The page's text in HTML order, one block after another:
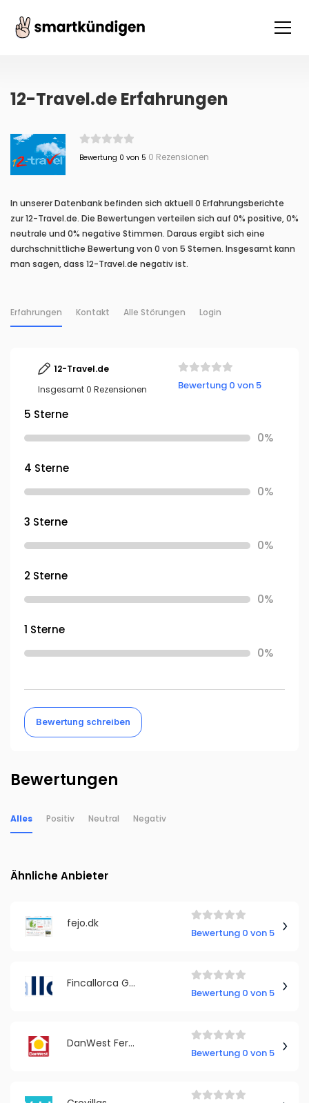
12-Travel.de Erfahrungen
Bewertung 0 von 5 0 Rezensionen
In unserer Datenbank befinden sich aktuell 0 Erfahrungsberichte
zur 12-Travel.de. Die Bewertungen verteilen sich auf 0% positive, 0%
neutrale und 0% negative Stimmen. Daraus ergibt sich eine
durchschnittliche Bewertung von 0 von 5 Sternen. Insgesamt kann
man sagen, dass 12-Travel.de negativ ist.
Erfahrungen Kontakt Alle Störungen Login
12-Travel.de
Insgesamt 0 Rezensionen
Bewertung 0 von 5
5 Sterne
0%
4 Sterne
0%
3 Sterne
0%
2 Sterne
0%
1 Sterne
0%
Bewertung schreiben
Bewertungen
Alles Positiv Neutral Negativ
Ähnliche Anbieter
fejo.dk
Bewertung 0 von 5
Fincallorca GmbH
Bewertung 0 von 5
DanWest Ferienhausvermietung
Bewertung 0 von 5